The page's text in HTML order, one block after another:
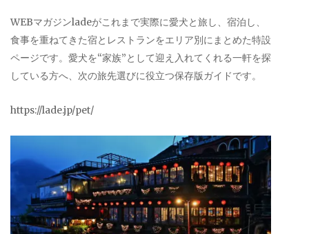
WEBマガジンladeがこれまで実際に愛犬と旅し、宿泊し、
食事を重ねてきた宿とレストランをエリア別にまとめた特設
ページです。愛犬を“家族”として迎え入れてくれる一軒を探
している方へ、次の旅先選びに役立つ保存版ガイドです。
https://lade.jp/pet/